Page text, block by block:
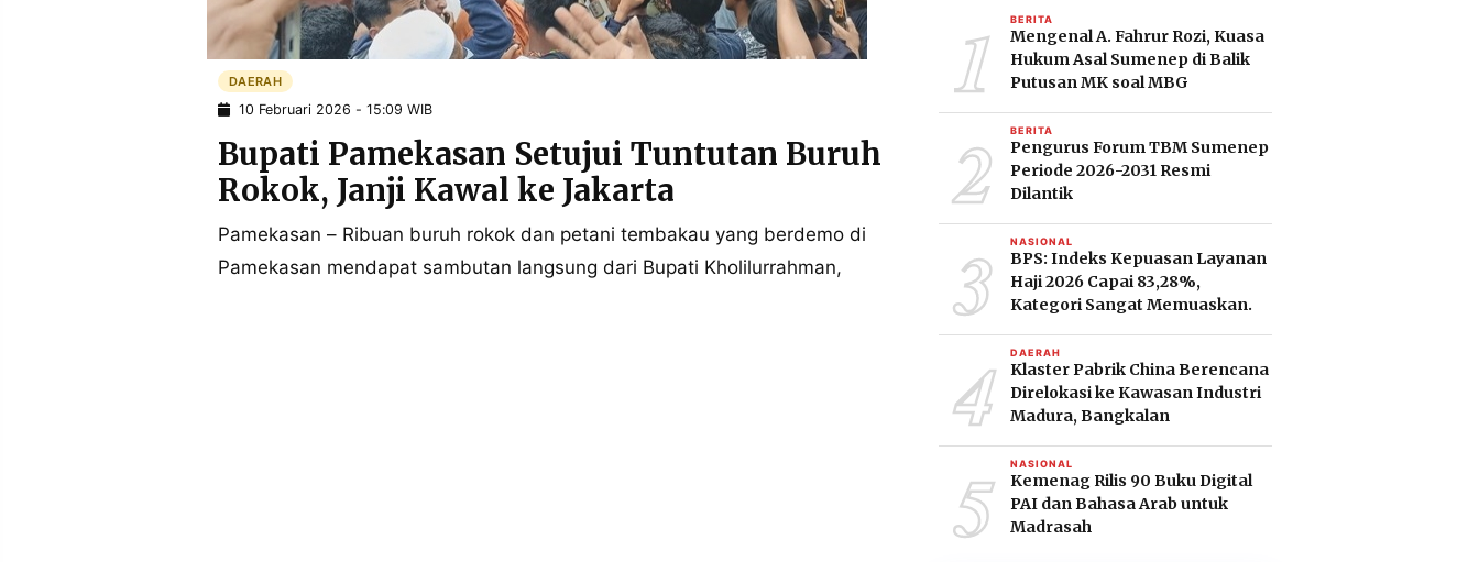
SERVICE
DAERAH
10 Februari 2026 - 15:09 WIB
Bupati Pamekasan Setujui Tuntutan Buruh
Rokok, Janji Kawal ke Jakarta
Pamekasan – Ribuan buruh rokok dan petani tembakau yang berdemo di
Pamekasan mendapat sambutan langsung dari Bupati Kholilurrahman,
1 BERITA
Mengenal A. Fahrur Rozi, Kuasa
Hukum Asal Sumenep di Balik
Putusan MK soal MBG
2 BERITA
Pengurus Forum TBM Sumenep
Periode 2026-2031 Resmi
Dilantik
3 NASIONAL
BPS: Indeks Kepuasan Layanan
Haji 2026 Capai 83,28%,
Kategori Sangat Memuaskan.
4 DAERAH
Klaster Pabrik China Berencana
Direlokasi ke Kawasan Industri
Madura, Bangkalan
5 NASIONAL
Kemenag Rilis 90 Buku Digital
PAI dan Bahasa Arab untuk
Madrasah